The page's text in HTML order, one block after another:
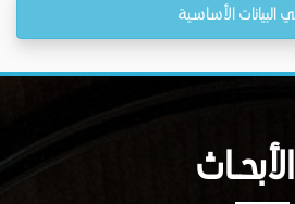
البيانات الأساسية
الأبحــاث